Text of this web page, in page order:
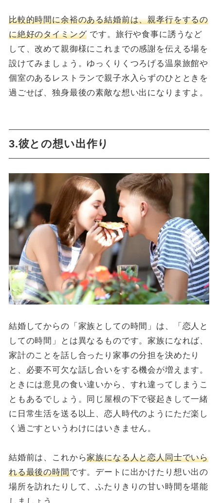
比較的時間に余裕のある結婚前は、親孝行をするの
に絶好のタイミングです。旅行や食事に誘うなど
して、改めて親御様にこれまでの感謝を伝える場を
設けてみましょう。ゆっくりくつろげる温泉旅館や
個室のあるレストランで親子水入らずのひとときを
過ごせば、独身最後の素敵な想い出になりますよ。
3.彼との想い出作り
結婚してからの「家族としての時間」は、「恋人と
しての時間」とは異なるものです。家族になれば、
家計のことを話し合ったり家事の分担を決めたり
と、必要不可欠な話し合いをする機会が増えます。
ときには意見の食い違いから、すれ違ってしまうこ
ともあるでしょう。同じ屋根の下で寝起きして一緒
に日常生活を送る以上、恋人時代のようにただ楽し
く過ごすというわけにはいきません。
結婚前は、これから家族になる人と恋人同士でいら
れる最後の時間です。デートに出かけたり想い出の
場所を訪れたりして、ふたりきりの甘い時間を堪能